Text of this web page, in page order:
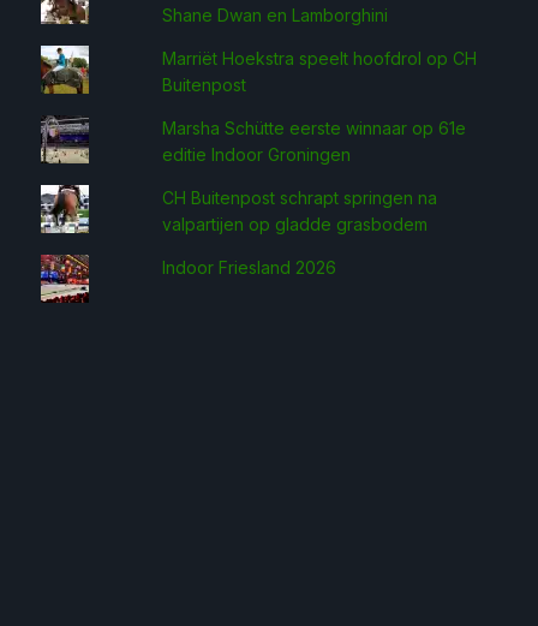
Shane Dwan en Lamborghini
Marriët Hoekstra speelt hoofdrol op CH
Buitenpost
Marsha Schütte eerste win­naar op 61e
editie Indoor Groningen
CH Buitenpost schrapt springen na
valpartijen op gladde grasbodem
Indoor Friesland 2026